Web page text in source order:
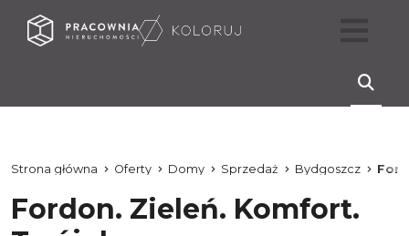
Strona główna Oferty Domy Sprzedaż Bydgoszcz
Fordon. Zieleń. Komfort.